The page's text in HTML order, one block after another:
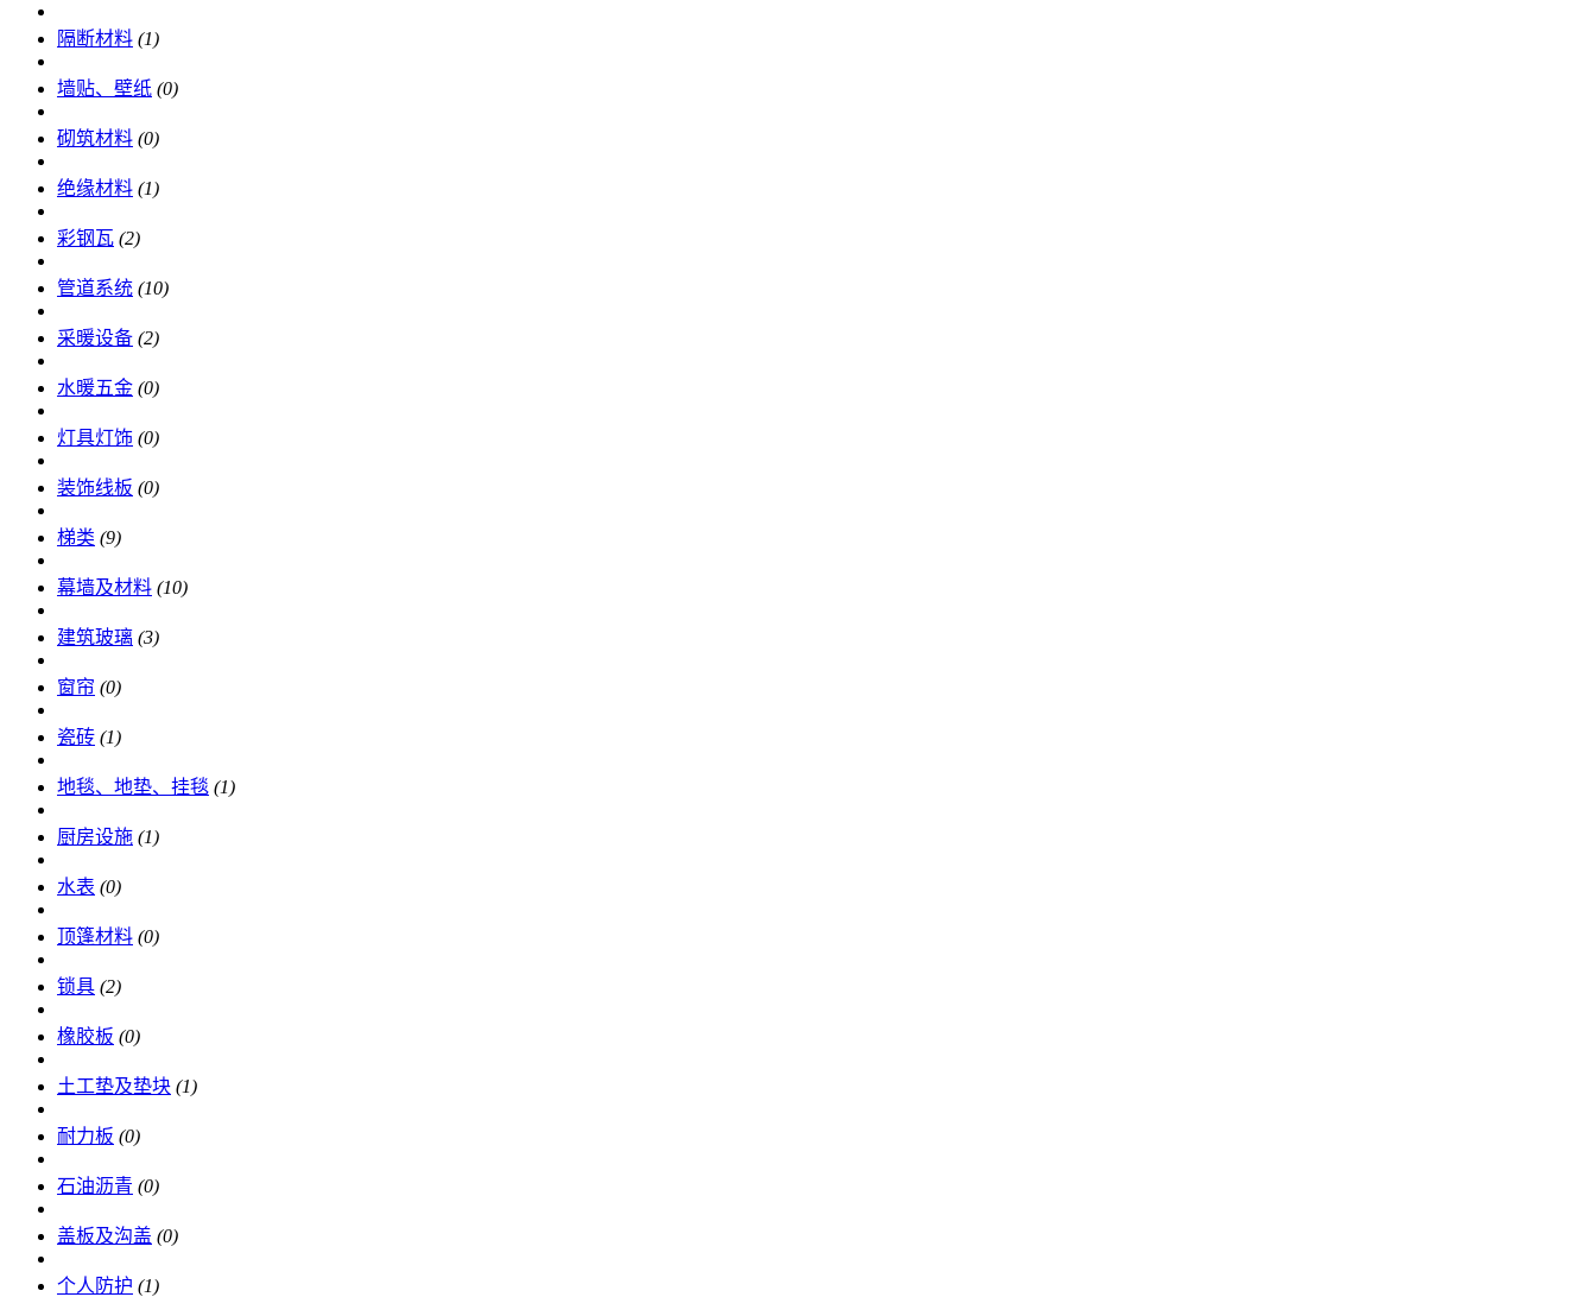
隔断材料 (1)
墙贴、壁纸 (0)
砌筑材料 (0)
绝缘材料 (1)
彩钢瓦 (2)
管道系统 (10)
采暖设备 (2)
水暖五金 (0)
灯具灯饰 (0)
装饰线板 (0)
梯类 (9)
幕墙及材料 (10)
建筑玻璃 (3)
窗帘 (0)
瓷砖 (1)
地毯、地垫、挂毯 (1)
厨房设施 (1)
水表 (0)
顶篷材料 (0)
锁具 (2)
橡胶板 (0)
土工垫及垫块 (1)
耐力板 (0)
石油沥青 (0)
盖板及沟盖 (0)
个人防护 (1)